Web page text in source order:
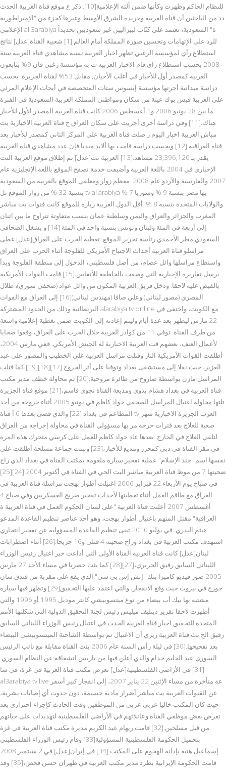
للنظام الحاكم وظهرت وكأنها ضمن آلته الإعلامية[10]. ذكر ع موقع قناة العربية الحدث
دد من الباحثين أن قناة العربية وجريدة الشرق الأوسط وغيرها كجزء من "الإمبراطورية
الإعلامي al 3arabiya ة" السعودية، تعتمد على كتّاب ليبراليين غير سعوديين تحديداً
للرد على الإتهامات وتحسين صورة المملكة أمام العالم [1] شعبية القناة[عدل] نتائج
استطلاع رأي لمؤسسة الزغبي تظهر اخبار العربية نسبة مشاهدي قناة العربية سنة
2008 بحسب استطلاع راى قام الاخبار العربیه ت به مؤسسة زغبي فان 9% يتابعون
العربية كمصدر أول للأخبار في أغلب الأحيان, مقابل 53% لقناة الجزيرة. بحسب
دراسة ميدانية أجرتها مؤسسة إبسوس ستات المتخصصة في أبحاث الإعلام المرئي
على العربية فيس بوك عينة من سكان ومواطني المملكة العربية السعودية في الفترة
ما بين 28 يونيو 2006 و1 أغسطس 2006 كانت قناة العربية المصدر الأول للأخبار
هناك،[11] وفي دراسة أخرى أجريت على سكان العراق ح قناة العربية الاخبارية بث
مباش العربية اخبار اليوم ر صلت قناة العربية على المركز الثاني كمصدر للأخبار بعد
قناة العراقية.[12] وبحسب دراسة قامت بها ألايد ميديا فإن عدد مشاهدي قناة العربية
يقدر بـ 23,396,120 مشاهد.[13] العربية نت[عدل] تم إطلاق موقع العربية النت
الإخباري في 2004 باللغة العربية وأضيفت خدمة تصفح الموقع باللغة الإنجليزية عام
2007 والفارسية والآردو عام 2008. معظم زوار ومعلقي الموقع بالعربية من السعودية
بنسبة 32 % من زوار الموقع تل tv al arabiya يها مصر بنسبة 9 % وسوريا 7 %
والولايات المتحدة بنسبة 8 %. أقل الدول العربية زيارة للموقع كانت قنوات بث مباشر
المغرب والجزائر والعراق واليمن وسلطنة عمان بنسب متفاوتة تتراوح ما بين اثنان
إلى أربعة في المئة ولبنان وتونس بنسبة واحد في المئة [14] و يشغل الصحافي
السعودي مطر الأحمدي رئاسة تحرير الموقع. تغطية الحرب على العراق[عدل] غطى
مراسلو قناة العربية أحداث الاجتياح الأمريكي للفلوجة أثناء الحرب على العراق
واستطاع مراسلها وائل عصام، من أصل فلسطيني، الدخول إلى منطقة الفلوجة وبدأ
يرسل تقاريره الإخبارية التي وصفت بالخاطفة للأنفاس.[15] قامت القوات الأمريكية
بالقبض عليه لاحقا. ودخل فريق العربية المكون من وائل عواد (صحفي سوري)، طلال
المصري (مصور لبناني) وعلي صافا (مهندس لبناني)[16] إلى العراق مع القوات
البريطانية وذلك من الحدود المشتركة alarabiya tv online مع الكويت، واختفى في
22 مارس ليظهر بعد عدة أيام وليتم إعادته إلى الكويت ضمن تغطية إعلامية واسعة
من طرف القناة. توفي 11 من كوادر العربية خلال الحرب على العراق، وقعوا ضحايا
لأعمال العنف، بعضهم قت العربية الاخبارية له الجيش الأمريكي. ففي مارس 2004،
أطلقت القوات الأمريكية النار وقتلت مراسل العربية علي الخطيب والمصور علي عبد
العزيز، حيث نقلا إلى مستشفى بغداد وتوفيا على أثر الجروح.[17][18][19] كما قتلت
المراسل مازن بواسطة صاروخ من طائرة مروحية.[20] ثم محاولة خطف مدير مكتب
قناة العربية في بغداد هشام بدوي ومذيعة القناة نجوى قاسم،[21] موقع قناة الجزيرة
تلتها محاولة اغتيال المراسل الصحفي جواد كاظم في يونيو 2005 أثناء خروجه من أحد
المطاعم في بغداد [22] والذي قضى بعدها 6 أ قناة tv العرب الجزيرة الاخبارية شهر
صعبة للعلاج بعد فترات حرجة مر بها مسؤولي القناة في محاولة إخراجه من العراق
لتلقي العلاج في الخارج. بعدها عاد جواد كاظم للعمل على كرسي متحرك هذه المرة
في مقر القناة في دبي كمحرر ومذيع للأخبار،[23] وتبنت جماعة مسلحة أطلقت على
نفسها اسم "جند الإسلام" عملية تفجير سيارة ملغومة بمكتب القناة في بغداد الذي راح
ضحيتها 7 من موظ قناة العربية مباشر البث الحي في القناة في أكتوبر 2004.[24][25]
في صباح يوم الأربعاء 22 فبراير 2006 اغتيلت أطوار بهجت مراسلة قناة العربية في
العراق مع طاقم العمل أثناء تغطيتها لأحداث تفجير ضريح العسكريين وفي صباح 4
أغسطس 2007 أعلنت قناة العربية "على لسان الحكوم العمل في قناة العربية ة
العراقية" مقتل المتهم باغتيال أطوار بهجت، وهو أحد عناصر تنظيم القاعدة المدعو
هيثم البدري. في يوليو 2010 تبنى تنظيم القاعدة المسؤولية عن تفجير انتحاري
استهدف مكتب العربية في بغداد وراح ضحيته 4 قتلى و16 جريحا.[26] أثناء اضطرابات
لبنان[عدل] كانت قناة العربية القناة الأولى التي أذاعت خبر اغتيال رئيس الوزراء
اللبناني السابق رفيق الحريري،[27][28] كما بثت حصريا في مساء الأحد 27 مارس
2005 صور فيديو كاميرا بنك "إتش إس بي سي" الذي يقع على مقربة من فندق سان
جورج في بيروت حيث وقع الانفجار، والتي اعتمد عليها التحقيق[29] وتظهر فيها سيارة
مشتبه بها بيك أب بيضاء من نوع ميتسوبيشي كانتر موديل 1995 أو 1996 والتي
أظهرت لاحقا تقرير ديتليف ميليس رئيس لجنة التحقيق الدولية التي شكلتها الأمم
المتحدة للتحقيق اخبار قناة العربية الحدث في اغتيال رئيس الوزراء اللبناني السابق
رفيق الح بث قناة العربية ريري أن الاغتيال تم بواسطة الشاحنة الميتسوبيشي البيضاء
بعد تفخيخها.[30] في ليلة رأس السنة عام 2006 بثت القناة مقابلة مع نائب الرئيس
السوري عبد الحليم خدام والذي أعلن فيها من باريس انشقاقه عن النظام السوري.
[31] في الأراضي الفلسطينية[عدل] تعرض مكتب قناة العربية في غزة، في سا
al3arabiya tv live عة متأخرة من مساء الإثنين 22 يناير 2007، إلى انفجار كبير أسفر
عن القنوات العربية بث مباشر أضرار مادية جسيمة، دون حدوث أي إصابات بشرية،
حيث كان المكتب خاليا عربي عربي من الموظفين وقت الحادث كإجراء احترازي بعد
تعرض بعض موظفي القناة وعائلاتهم في الأراضي الفلسطينية لتهديدات على حياتهم
من قبل مسلحين.[32] قامت ريهام عبد الكريم مديرة مكتب قناة العربية في غزة
بتحميل الحكومة الفلسطينية المسؤولية[33] وقام رئيس الوزراء الفلسطيني
إسماعيل هنية بإدانة الهجوم على المكتب.[34] في إيران[عدل] في 2 سبتمبر 2008
قامت الحكومة الإيرانية بطرد مدير مكتب العربية في طهران حسن فحص،[35] وقد